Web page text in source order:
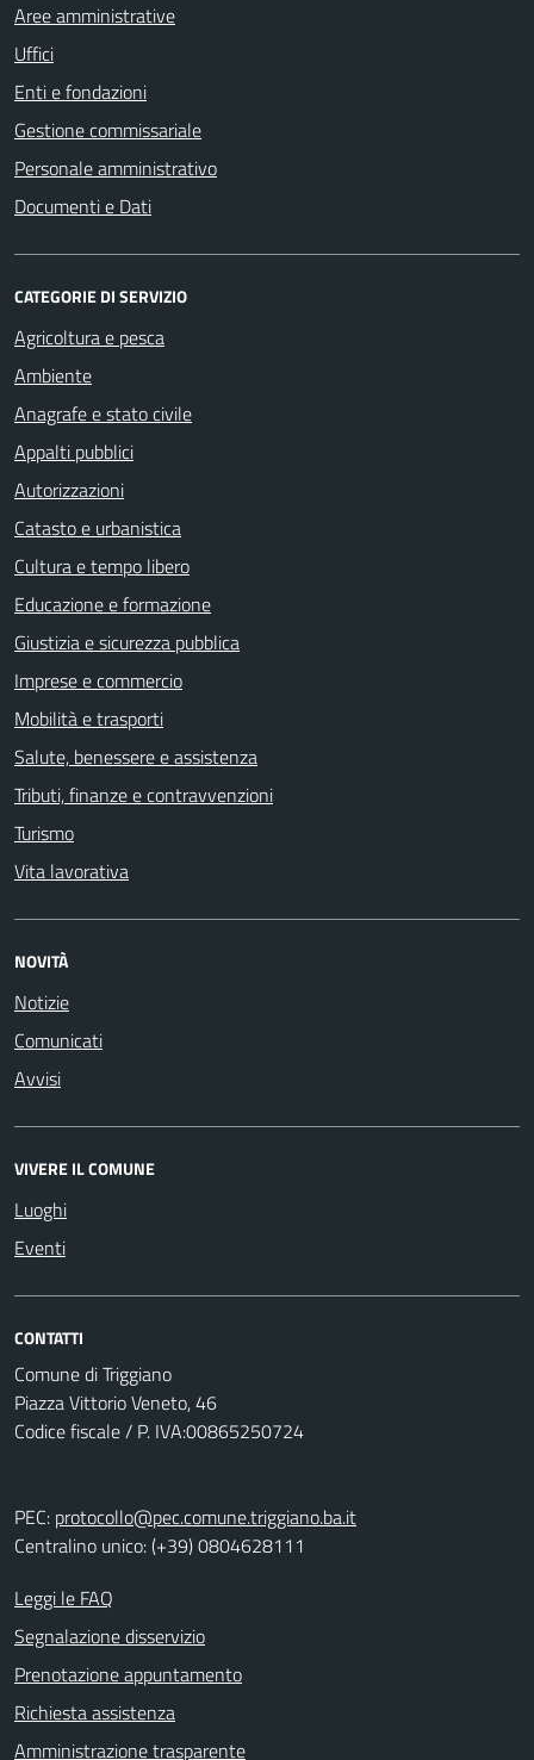
Aree amministrative
Uffici
Enti e fondazioni
Gestione commissariale
Personale amministrativo
Documenti e Dati
CATEGORIE DI SERVIZIO
Agricoltura e pesca
Ambiente
Anagrafe e stato civile
Appalti pubblici
Autorizzazioni
Catasto e urbanistica
Cultura e tempo libero
Educazione e formazione
Giustizia e sicurezza pubblica
Imprese e commercio
Mobilità e trasporti
Salute, benessere e assistenza
Tributi, finanze e contravvenzioni
Turismo
Vita lavorativa
NOVITÀ
Notizie
Comunicati
Avvisi
VIVERE IL COMUNE
Luoghi
Eventi
CONTATTI
Comune di Triggiano
Piazza Vittorio Veneto, 46
Codice fiscale / P. IVA:00865250724
PEC: protocollo@pec.comune.triggiano.ba.it
Centralino unico: (+39) 0804628111
Leggi le FAQ
Segnalazione disservizio
Prenotazione appuntamento
Richiesta assistenza
Amministrazione trasparente